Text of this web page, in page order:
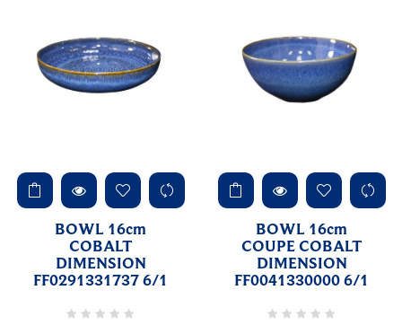
BOWL 16cm
COBALT
DIMENSION
FF0291331737 6/1
BOWL 16cm
COUPE COBALT
DIMENSION
FF0041330000 6/1